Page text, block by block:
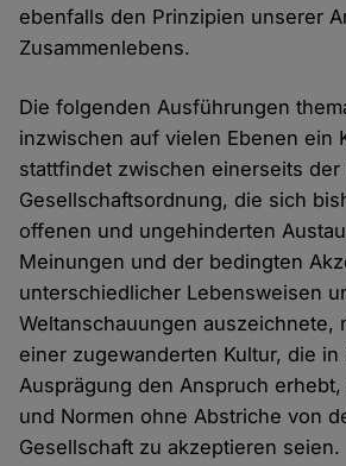
ebenfalls den Prinzipien unserer
Zusammenlebens.
Die folgenden Ausführungen
inzwischen auf vielen Ebenen ein
stattfindet zwischen einerseits
Gesellschaftsordnung, die sich
offenen und ungehinderten
Meinungen und der bedingten
unterschiedlicher Lebensweisen
Weltanschauungen auszeichnete,
einer zugewanderten Kultur, die in
Ausprägung den Anspruch
und Normen ohne Abstriche von
Gesellschaft zu akzeptieren seien.